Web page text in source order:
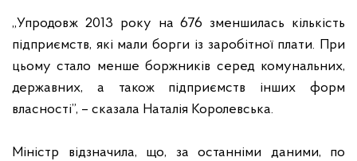
„Упродовж 2013 року на 676 зменшилась кількість
підприємств, які мали борги із заробітної плати. При
цьому стало менше боржників серед комунальних,
державних, а також підприємств інших форм
власності”, – сказала Наталія Королевська.
Міністр відзначила, що, за останніми даними, по